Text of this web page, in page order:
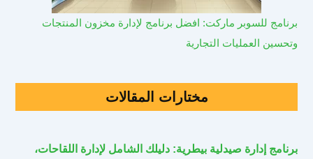
برنامج للسوبر ماركت: افضل برنامج لإدارة مخزون المنتجات
وتحسين العمليات التجارية
مختارات المقالات
برنامج إدارة صيدلية بيطرية: دليلك الشامل لإدارة اللقاحات،